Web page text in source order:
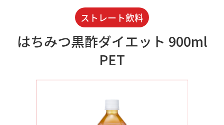
ストレート飲料
はちみつ黒酢ダイエット 900ml
PET